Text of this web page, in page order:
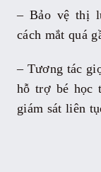
– Bảo vệ thị
cách mắt quá
– Tương tác
hỗ trợ bé học
giám sát liên